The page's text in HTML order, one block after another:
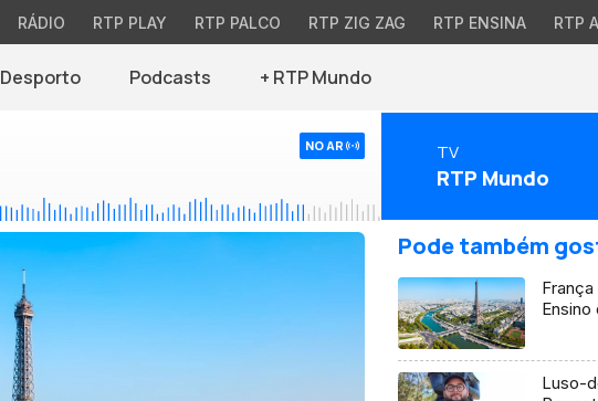
RÁDIO RTP PLAY RTP PALCO RTP ZIG ZAG RTP ENSINA RTP
Desporto Podcasts + RTP Mundo
NO AR TV
RTP Mundo
Pode também
Luso-